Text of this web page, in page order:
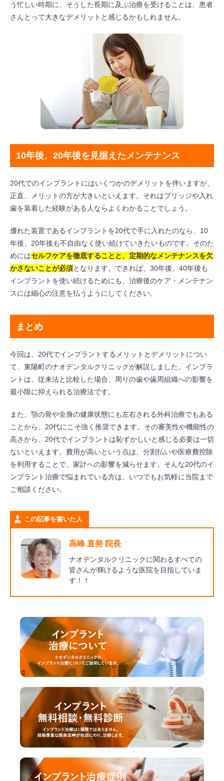
う忙しい時期に、そうした長期に及ぶ治療を受けることは、患者
さんとって大きなデメリットと感じるかもしれません。
10年後、20年後を見据えたメンテナンス
20代でのインプラントにはいくつかのデメリットを伴いますが、
正直、メリットの方が大きいといえます。それはブリッジや入れ
歯を装着した経験がある人ならよくわかることでしょう。
優れた装置であるインプラントを20代で手に入れたのなら、10
年後、20年後も不自由なく使い続けていきたいものです。そのた
めにはセルフケアを徹底することと、定期的なメンテナンスを欠
かさないことが必須となります。できれば、30年後、40年後も
インプラントを使い続けるためにも、治療後のケア・メンテナン
スには細心の注意を払うようにしてください。
まとめ
今回は、20代でインプラントするメリットとデメリットについ
て、東陽町のナオデンタルクリニックが解説しました。インプラ
ントは、従来法と比較した場合、周りの歯や歯周組織への影響を
最小限に抑えられる治療法です。
また、顎の骨や全身の健康状態にも左右される外科治療でもある
ことから、20代にこそ強く推奨できます。その審美性や機能性の
高さから、20代でインプラントは恥ずかしいと感じる必要は一切
ないといえます。費用が高いという点は、分割払いや医療費控除
を利用することで、家計への影響を減らせます。そんな20代のイ
ンプラント治療で悩まれている方は、いつでもお気軽に当院まで
ご相談ください。
この記事を書いた人
高峰 直努 院長
ナオデンタルクリニックに関わるすべての
皆さんが輝けるような医院を目指していま
す！！